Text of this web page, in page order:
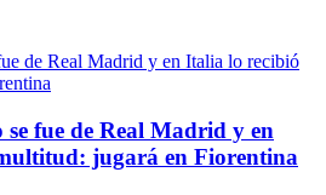
fue de Real Madrid y en
jugará en Fiorentina